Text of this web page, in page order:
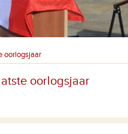
oorlogsjaar
oorlogsjaar